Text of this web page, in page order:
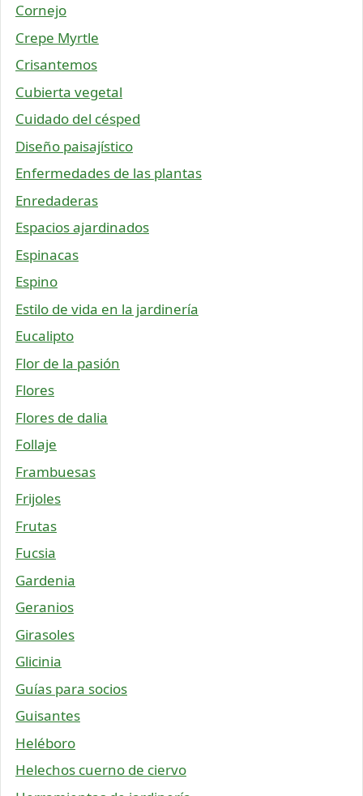
Cornejo
Crepe Myrtle
Crisantemos
Cubierta vegetal
Cuidado del césped
Diseño paisajístico
Enfermedades de las plantas
Enredaderas
Espacios ajardinados
Espinacas
Espino
Estilo de vida en la jardinería
Eucalipto
Flor de la pasión
Flores
Flores de dalia
Follaje
Frambuesas
Frijoles
Frutas
Fucsia
Gardenia
Geranios
Girasoles
Glicinia
Guías para socios
Guisantes
Heléboro
Helechos cuerno de ciervo